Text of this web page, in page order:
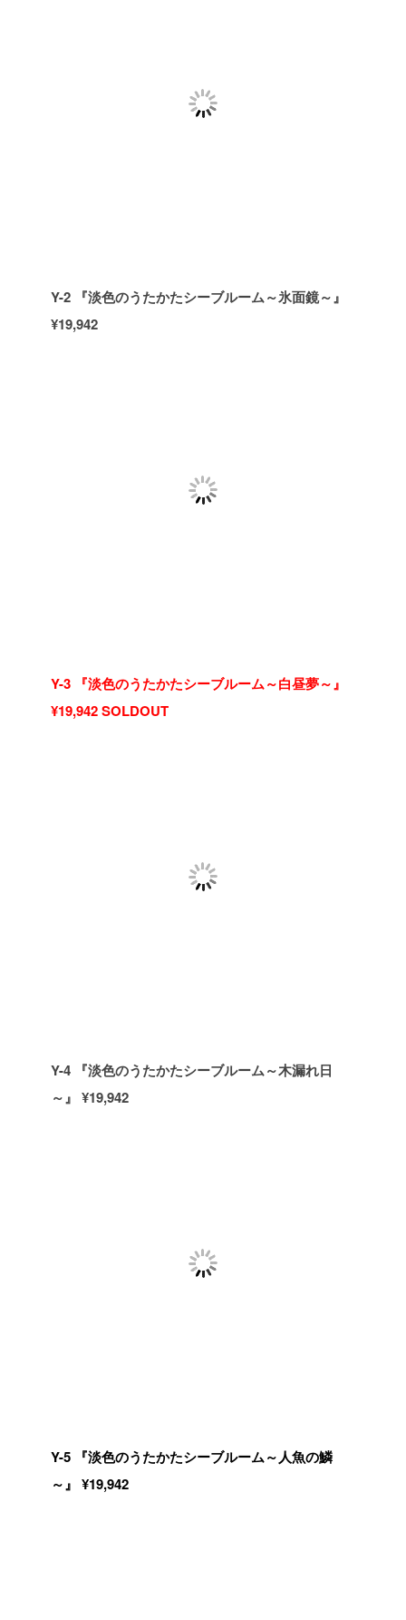
Y-2 『淡色のうたかたシーブルーム～氷面鏡～』
¥19,942
Y-3 『淡色のうたかたシーブルーム～白昼夢～』
¥19,942 SOLDOUT
Y-4 『淡色のうたかたシーブルーム～木漏れ日
～』 ¥19,942
Y-5 『淡色のうたかたシーブルーム～人魚の鱗
～』 ¥19,942